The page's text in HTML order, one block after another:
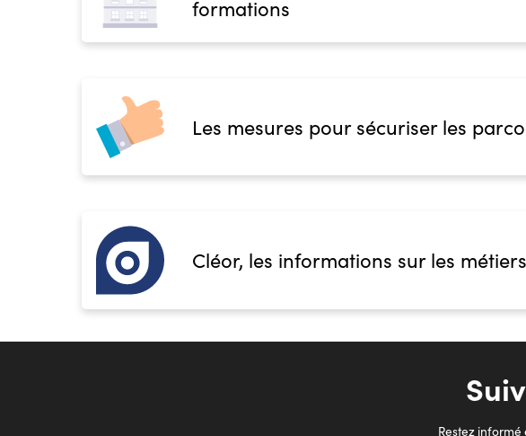
formations
Les mesures pour sécuriser les
Cléor, les informations sur les métiers
Restez informé